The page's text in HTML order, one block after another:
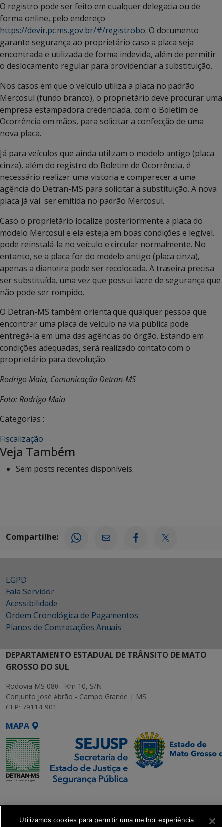
O registro pode ser feito em qualquer delegacia ou de
forma online, pelo endereço
https://devir.pc.ms.gov.br/#/registrobo. O documento
garante segurança ao proprietário caso a placa seja
encontrada e utilizada de forma indevida, além de permitir
o deslocamento regular para providenciar a substituição.
Nos casos em que o veículo utiliza a placa no padrão
Mercosul (fundo branco), o proprietário deve procurar uma
empresa estampadora credenciada, com o Boletim de
Ocorrência em mãos, para solicitar a confecção de uma
nova placa.
Já para veículos que ainda utilizam o modelo antigo (placa
cinza), além do registro do Boletim de Ocorrência, é
necessário realizar uma vistoria e comparecer a uma
agência do Detran-MS para solicitar a substituição. A nova
placa já vai ser emitida no padrão Mercosul.
Caso o proprietário localize posteriormente a placa do
modelo Mercosul e ela esteja em boas condições e legível,
pode reinstalá-la no veículo e circular normalmente. No
entanto, se a placa for do modelo antigo (placa cinza),
apenas a dianteira pode ser recolocada. A traseira precisa
ser substituída, uma vez que possui lacre de segurança que
não pode ser rompido.
O Detran-MS também orienta que qualquer pessoa que
encontrar uma placa de veículo na via pública pode
entregá-la em uma das agências do órgão. Estando em
condições adequadas, será realizado contato com o
proprietário para devolução.
Rodrigo Maia, Comunicação Detran-MS
Foto: Rodrigo Maia
Categorias :
Fiscalização
Veja Também
Sem posts recentes disponíveis.
Compartilhe:
LGPD
Fala Servidor
Acessibilidade
Ordem Cronológica de Pagamentos
Planos de Contratações Anuais
DEPARTAMENTO ESTADUAL DE TRÂNSITO DE MATO
GROSSO DO SUL
Rodovia MS 080 - Km 10, S/N
Conjunto José Abrão - Campo Grande | MS
CEP: 79114-901
MAPA
Executiva de
Transformação Digital
Utilizamos cookies para permitir uma melhor experiência